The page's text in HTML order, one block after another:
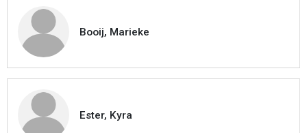
Booij, Marieke
Ester, Kyra